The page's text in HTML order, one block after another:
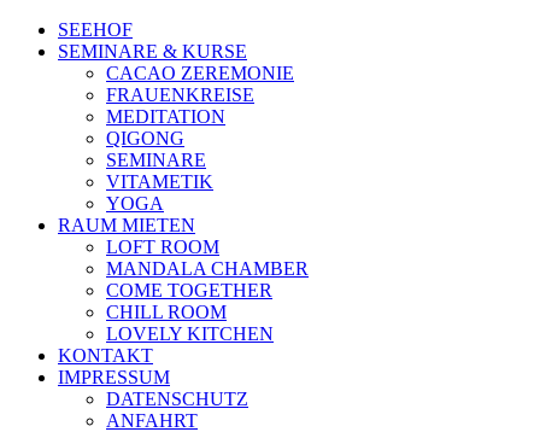
SEEHOF
SEMINARE & KURSE
CACAO ZEREMONIE
FRAUENKREISE
MEDITATION
QIGONG
SEMINARE
VITAMETIK
YOGA
RAUM MIETEN
LOFT ROOM
MANDALA CHAMBER
COME TOGETHER
CHILL ROOM
LOVELY KITCHEN
KONTAKT
IMPRESSUM
DATENSCHUTZ
ANFAHRT